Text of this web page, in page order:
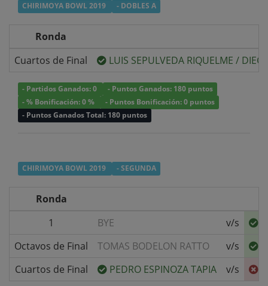
CHIRIMOYA BOWL 2019 - DOBLES A
Ronda
Cuartos de Final
LUIS SEPULVEDA RIQUELME /
- Partidos Ganados: 0
- Puntos Ganados: 180 puntos
- % Bonificación: 0 %
- Puntos Bonificación: 0 puntos
- Puntos Ganados Total: 180 puntos
CHIRIMOYA BOWL 2019 - SEGUNDA
Ronda
1
BYE v/s
Octavos de Final
TOMAS BODELON RATTO v/s
Cuartos de Final
PEDRO ESPINOZA TAPIA v/s